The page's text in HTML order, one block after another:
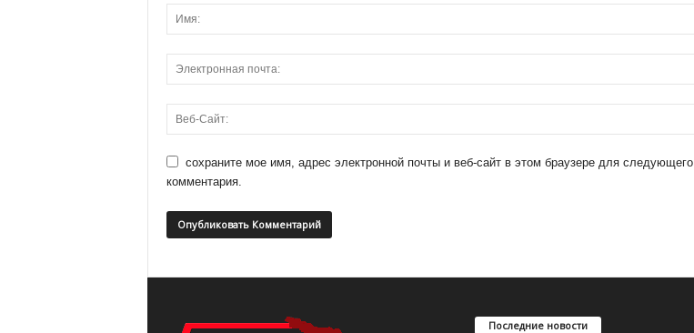
сохраните мое имя, адрес электронной почты и веб-сайт в этом браузере для следующего
комментария.
Последние новости